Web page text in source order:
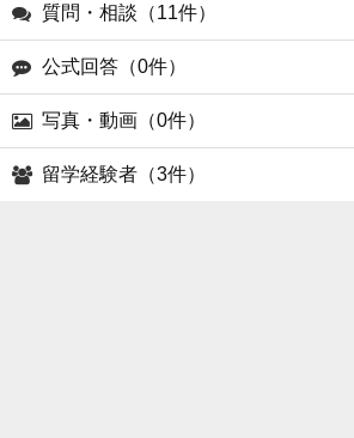
質問・相談（11件）
公式回答（0件）
写真・動画（0件）
留学経験者（3件）